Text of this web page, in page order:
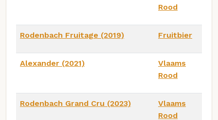
Rood
Rodenbach Fruitage (2019) Fruitbier
Alexander (2021)
Vlaams
Rood
Rodenbach Grand Cru (2023)
Vlaams
Rood